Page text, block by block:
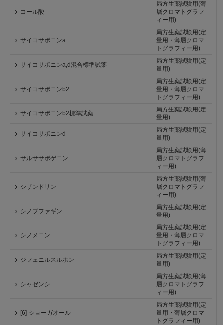
コール酸
局方生薬試験用(薄
層クロマトグラフ
ィー用)
サイコサポニンa
局方生薬試験用(定
量用・薄層クロマ
トグラフィー用)
サイコサポニンa,d混合標準試薬
局方生薬試験用(定
量用)
サイコサポニンb2
局方生薬試験用(定
量用・薄層クロマ
トグラフィー用)
サイコサポニンb2標準試薬
局方生薬試験用(定
量用)
サイコサポニンd
局方生薬試験用(定
量用)
サルササポゲニン
局方生薬試験用(薄
層クロマトグラフ
ィー用)
シザンドリン
局方生薬試験用(薄
層クロマトグラフ
ィー用)
シノブファギン
局方生薬試験用(定
量用)
シノメニン
局方生薬試験用(定
量用・薄層クロマ
トグラフィー用)
ジフェニルスルホン
局方生薬試験用(定
量用)
シャゼンシ
局方生薬試験用(薄
層クロマトグラフ
ィー用)
[6]-ショーガオール
局方生薬試験用(定
量用・薄層クロマ
トグラフィー用)